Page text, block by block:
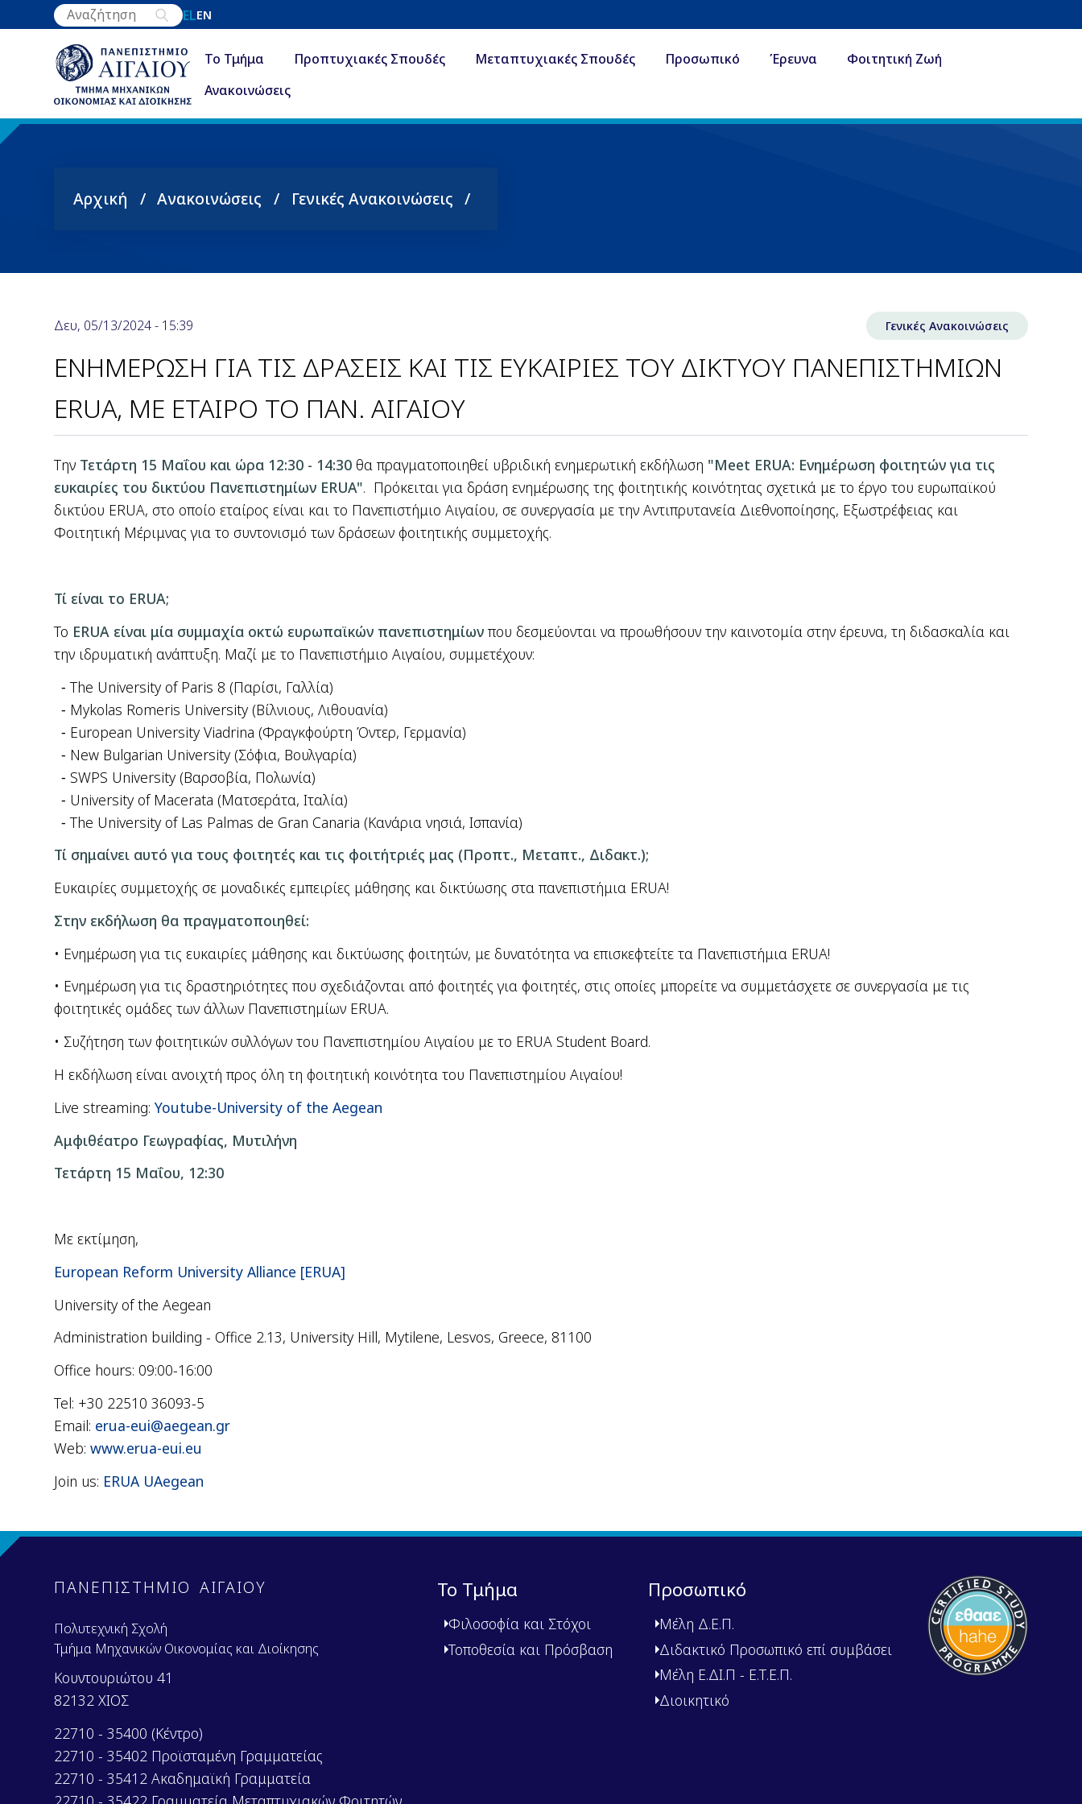
Παράκαμψη
προς
περιεχόμενο
ELEN
Το Τμήμα Προπτυχιακές Σπουδές Μεταπτυχιακές Σπουδές Προσωπικό Έρευνα
Φοιτητική Ζωή
Ανακοινώσεις
Breadcrumb
Αρχική Ανακοινώσεις Γενικές Ανακοινώσεις
Δευ, 05/13/2024 - 15:39 Γενικές Ανακοινώσεις
ΕΝΗΜΕΡΩΣΗ ΓΙΑ ΤΙΣ ΔΡΑΣΕΙΣ ΚΑΙ ΤΙΣ ΕΥΚΑΙΡΙΕΣ ΤΟΥ ΔΙΚΤΥΟΥ ΠΑΝΕΠΙΣΤΗΜΙΩΝ
ERUA, ΜΕ ΕΤΑΙΡΟ ΤΟ ΠΑΝ. ΑΙΓΑΙΟΥ
Την Τετάρτη 15 Μαΐου και ώρα 12:30 - 14:30 θα πραγματοποιηθεί υβριδική ενημερωτική εκδήλωση "Meet ERUA: Ενημέρωση φοιτητών για τις
ευκαιρίες του δικτύου Πανεπιστημίων ERUA". Πρόκειται για δράση ενημέρωσης της φοιτητικής κοινότητας σχετικά με το έργο του ευρωπαϊκού
δικτύου ERUA, στο οποίο εταίρος είναι και το Πανεπιστήμιο Αιγαίου, σε συνεργασία με την Αντιπρυτανεία Διεθνοποίησης, Εξωστρέφειας και
Φοιτητική Μέριμνας για το συντονισμό των δράσεων φοιτητικής συμμετοχής.
Τί είναι το ERUA;
Το ERUA είναι μία συμμαχία οκτώ ευρωπαϊκών πανεπιστημίων που δεσμεύονται να προωθήσουν την καινοτομία στην έρευνα, τη διδασκαλία και
την ιδρυματική ανάπτυξη. Μαζί με το Πανεπιστήμιο Αιγαίου, συμμετέχουν:
The University of Paris 8 (Παρίσι, Γαλλία)
Mykolas Romeris University (Βίλνιους, Λιθουανία)
European University Viadrina (Φραγκφούρτη Όντερ, Γερμανία)
New Bulgarian University (Σόφια, Βουλγαρία)
SWPS University (Βαρσοβία, Πολωνία)
University of Macerata (Ματσεράτα, Ιταλία)
The University of Las Palmas de Gran Canaria (Κανάρια νησιά, Ισπανία)
Τί σημαίνει αυτό για τους φοιτητές και τις φοιτήτριές μας (Προπτ., Μεταπτ., Διδακτ.);
Ευκαιρίες συμμετοχής σε μοναδικές εμπειρίες μάθησης και δικτύωσης στα πανεπιστήμια ERUA!
Στην εκδήλωση θα πραγματοποιηθεί:
• Ενημέρωση για τις ευκαιρίες μάθησης και δικτύωσης φοιτητών, με δυνατότητα να επισκεφτείτε τα Πανεπιστήμια ERUA!
• Ενημέρωση για τις δραστηριότητες που σχεδιάζονται από φοιτητές για φοιτητές, στις οποίες μπορείτε να συμμετάσχετε σε συνεργασία με τις
φοιτητικές ομάδες των άλλων Πανεπιστημίων ERUA.
• Συζήτηση των φοιτητικών συλλόγων του Πανεπιστημίου Αιγαίου με το ERUA Student Board.
Η εκδήλωση είναι ανοιχτή προς όλη τη φοιτητική κοινότητα του Πανεπιστημίου Αιγαίου!
Live streaming:Youtube-University of the Aegean
Αμφιθέατρο Γεωγραφίας, Μυτιλήνη
Τετάρτη 15 Μαΐου, 12:30
Με εκτίμηση,
European Reform University Alliance [ERUA]
University of the Aegean
Administration building - Office 2.13, University Hill, Mytilene, Lesvοs, Greece, 81100
Office hours: 09:00-16:00
Tel: +30 22510 36093-5
Email: erua-eui@aegean.gr
Web:www.erua-eui.eu
Join us: ERUA UAegean
ΠΑΝΕΠΙΣΤΗΜΙΟ ΑΙΓΑΙΟΥ
Πολυτεχνική Σχολή
Τμήμα Μηχανικών Οικονομίας και Διοίκησης
Κουντουριώτου 41
82132 ΧΙΟΣ
22710 - 35400 (Κέντρο)
22710 - 35402 Προϊσταμένη Γραμματείας
22710 - 35412 Ακαδημαϊκή Γραμματεία
Το Τμήμα
Φιλοσοφία και Στόχοι
Τοποθεσία και Πρόσβαση
Προσωπικό
Μέλη Δ.Ε.Π.
Διδακτικό Προσωπικό επί συμβάσει
Μέλη Ε.ΔΙ.Π - Ε.Τ.Ε.Π.
Διοικητικό